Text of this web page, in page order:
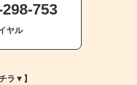
753
ヤル
ラ▼】